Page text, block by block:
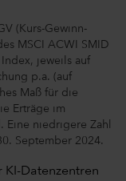
(Kurs-Gewinn-
MSCI ACWI SMID
jeweils auf
p.a. (auf
Maß für die
Erträge im
Eine niedrigere Zahl
September 2024.
Datenzentren